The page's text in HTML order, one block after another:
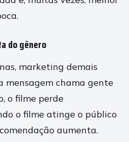
do gênero
marketing demais
mensagem chama gente
o filme perde
o filme atinge o público
aumenta.